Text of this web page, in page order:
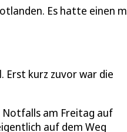
Es hatte einen
Erst kurz zuvor war die
Notfalls am Freitag auf
auf dem Weg